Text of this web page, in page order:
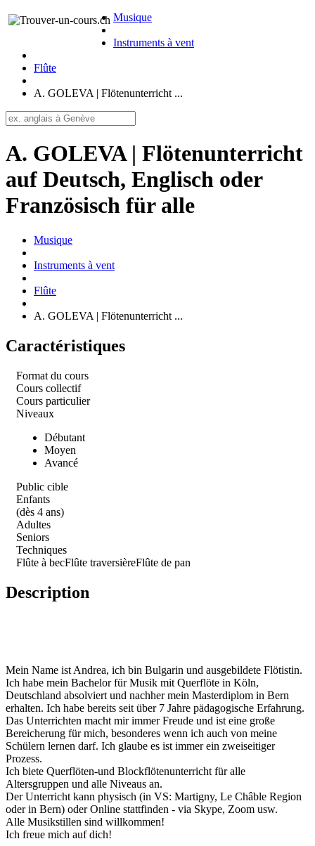
Musique
Instruments à vent
Flûte
A. GOLEVA | Flötenunterricht ...
A. GOLEVA | Flötenunterricht
auf Deutsch, Englisch oder
Französisch für alle
Musique
Instruments à vent
Flûte
A. GOLEVA | Flötenunterricht ...
Caractéristiques
Format du cours
Cours collectif
Cours particulier
Niveaux
Débutant
Moyen
Avancé
Public cible
Enfants
(dès 4 ans)
Adultes
Seniors
Techniques
Flûte à becFlûte traversièreFlûte de pan
Description
Mein Name ist Andrea, ich bin Bulgarin und ausgebildete Flötistin.
Ich habe mein Bachelor für Musik mit Querflöte in Köln,
Deutschland absolviert und nachher mein Masterdiplom in Bern
erhalten. Ich habe bereits seit über 7 Jahre pädagogische Erfahrung.
Das Unterrichten macht mir immer Freude und ist eine große
Bereicherung für mich, besonderes wenn ich auch von meine
Schülern lernen darf. Ich glaube es ist immer ein zweiseitiger
Prozess.
Ich biete Querflöten-und Blockflötenunterricht für alle
Altersgruppen und alle Niveaus an.
Der Unterricht kann physisch (in VS: Martigny, Le Châble Region
oder in Bern) oder Online stattfinden - via Skype, Zoom usw.
Alle Musikstillen sind willkommen!
Ich freue mich auf dich!